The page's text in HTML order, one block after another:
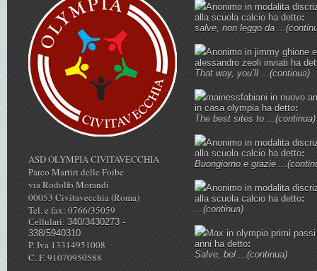
ASD OLYMPIA CIVITAVECCHIA
Parco Martiri delle Foibe
via Rodolfo Morandi
00053 Civitavecchia (Roma)
Tel. e fax: 0766/35059
Cellulari: 340/3430273 -
338/5940310
P. Iva 13314951008
C. F. 91070950588
Anonimo in modalita
alla scuola calcio ha detto:
salve, non leggo da ...
Anonimo in jimmy ghione e
alessandro zeoli inviati ha
That way, you’ll ... (continua)
mainessfabiani in nuovo
in casa olympia ha detto:
The best sites to ... (continua)
Anonimo in modalita
alla scuola calcio ha detto:
Buongiorno e grazie ...
Anonimo in modalita
alla scuola calcio ha detto:
(continua)
Max in olympia primi
anni ha detto:
Salve, bel ... (continua)